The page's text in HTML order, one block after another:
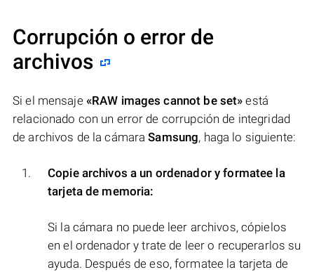
Corrupción o error de
archivos
Si el mensaje «RAW images cannot be set» está
relacionado con un error de corrupción de integridad
de archivos de la cámaraSamsung, haga lo siguiente:
Copie archivos a un ordenador y formatee la
tarjeta de memoria:
Si la cámara no puede leer archivos, cópielos
en el ordenador y trate de leer o recuperarlos su
ayuda. Después de eso, formatee la tarjeta de